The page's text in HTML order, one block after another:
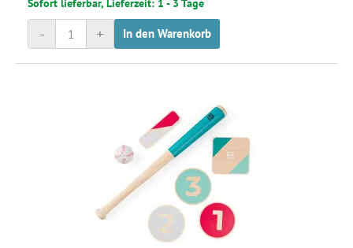
Sofort lieferbar, Lieferzeit: 1 - 3 Tage
+
- In den Warenkorb